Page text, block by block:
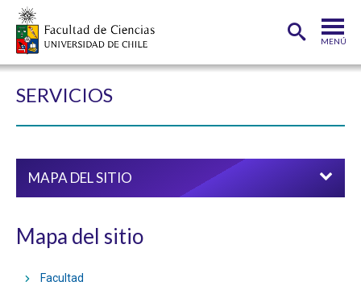
MENÚ
CARRERAS
SERVICIOS
MAPA DEL SITIO
Mapa del sitio
Facultad